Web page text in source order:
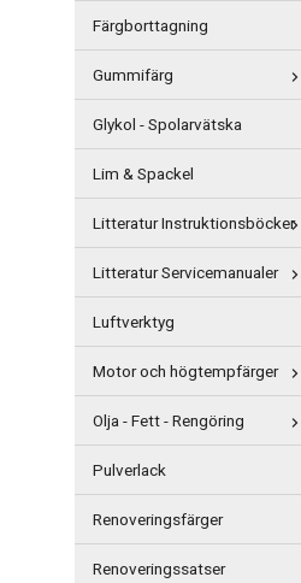
Färgborttagning
Gummifärg
Glykol - Spolarvätska
Lim & Spackel
Litteratur Instruktionsböcker
Litteratur Servicemanualer
Luftverktyg
Motor och högtempfärger
Olja - Fett - Rengöring
Pulverlack
Renoveringsfärger
Renoveringssatser